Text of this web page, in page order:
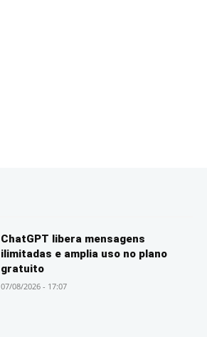
ChatGPT libera mensagens
ilimitadas e amplia uso no plano
gratuito
07/08/2026 - 17:07